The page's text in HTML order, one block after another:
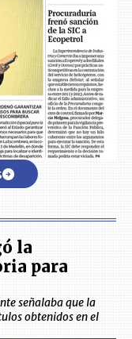
la
para
señalaba que la
obtenidos en el